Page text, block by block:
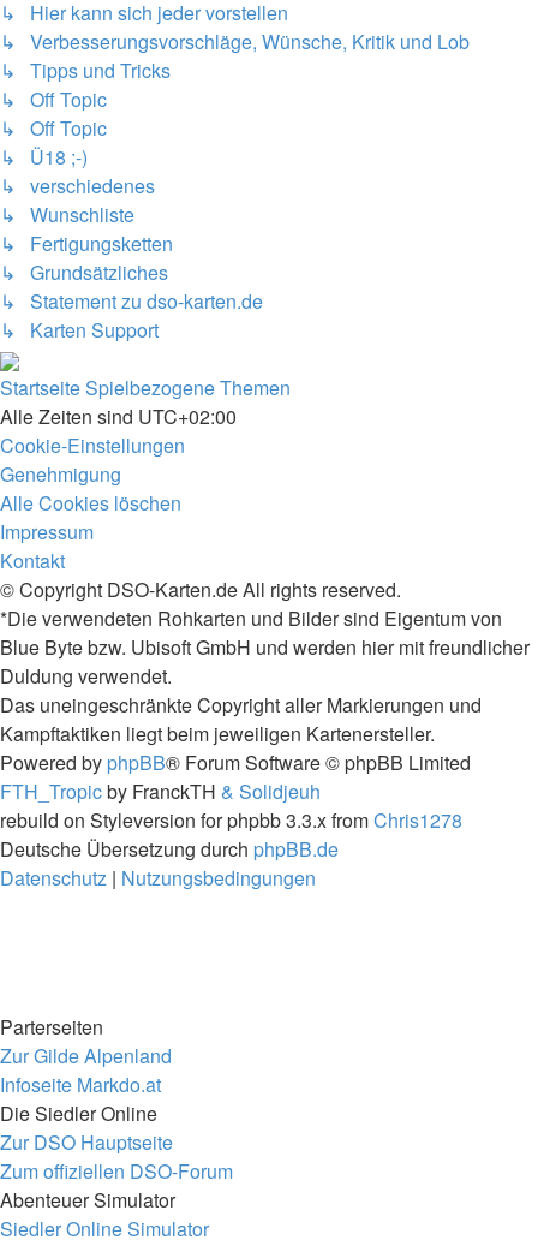
↳ Hier kann sich jeder vorstellen
↳ Verbesserungsvorschläge, Wünsche, Kritik und Lob
↳ Tipps und Tricks
↳ Off Topic
↳ Off Topic
↳ Ü18 ;-)
↳ verschiedenes
↳ Wunschliste
↳ Fertigungsketten
↳ Grundsätzliches
↳ Statement zu dso-karten.de
↳ Karten Support
StartseiteSpielbezogene Themen
Alle Zeiten sind UTC+02:00
Cookie-Einstellungen
Genehmigung
Alle Cookies löschen
Impressum
Kontakt
© Copyright DSO-Karten.de All rights reserved.
*Die verwendeten Rohkarten und Bilder sind Eigentum von
Blue Byte bzw. Ubisoft GmbH und werden hier mit freundlicher
Duldung verwendet.
Das uneingeschränkte Copyright aller Markierungen und
Kampftaktiken liegt beim jeweiligen Kartenersteller.
Powered by phpBB® Forum Software © phpBB Limited
FTH_Tropicby FranckTH & Solidjeuh
rebuild on Styleversion for phpbb 3.3.x fromChris1278
Deutsche Übersetzung durch phpBB.de
Datenschutz | Nutzungsbedingungen
Parterseiten
Zur Gilde Alpenland
Infoseite Markdo.at
Die Siedler Online
Zur DSO Hauptseite
Zum offiziellen DSO-Forum
Abenteuer Simulator
Siedler Online Simulator